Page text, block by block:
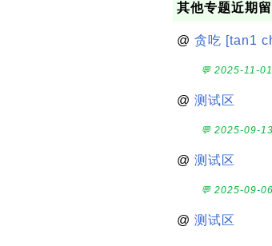
其他专题近期
@ 贪吃 [tan1
💬 2025-11-01
@ 测试区
💬 2025-09-13
@ 测试区
💬 2025-09-06
@ 测试区